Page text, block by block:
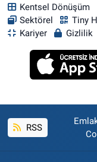
Kentsel Dönüşüm
Sektörel
Tiny
Kariyer
Gizlilik
RSS